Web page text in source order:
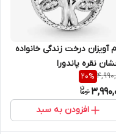
آویزان درخت زندگی خانواده
نقره پاندورا
20%
افزودن به سبد